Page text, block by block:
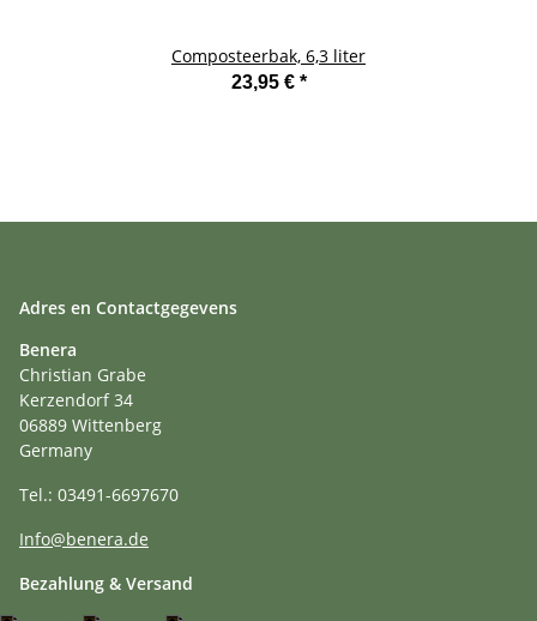
Composteerbak, 6,3 liter
23,95 € *
Adres en Contactgegevens
Benera
Christian Grabe
Kerzendorf 34
06889 Wittenberg
Germany
Tel.: 03491-6697670
Info@benera.de
Bezahlung & Versand